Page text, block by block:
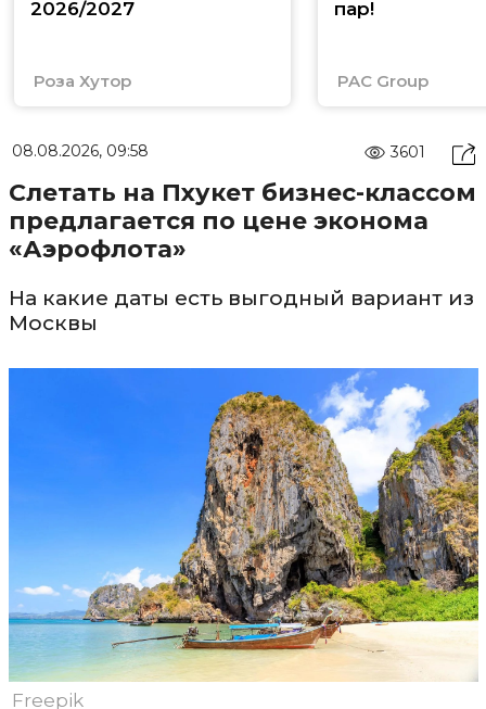
2026/2027
Роза Хутор
пар!
PAC Group
08.08.2026, 09:58 3601
Слетать на Пхукет бизнес-классом
предлагается по цене эконома
«Аэрофлота»
На какие даты есть выгодный вариант из
Москвы
Freepik